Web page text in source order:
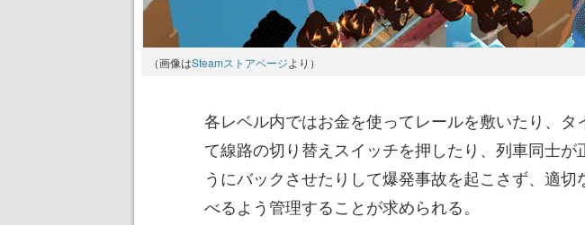
（画像はSteamストアページより）
各レベル内ではお金を使ってレールを敷いたり、タ
て線路の切り替えスイッチを押したり、列車同士が
うにバックさせたりして爆発事故を起こさず、適切
べるよう管理することが求められる。